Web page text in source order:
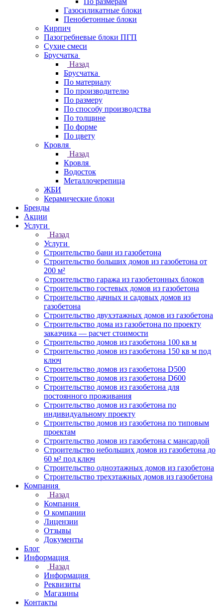
Газосиликатные блоки
Пенобетонные блоки
Кирпич
Пазогребневые блоки ПГП
Сухие смеси
Брусчатка
Назад
Брусчатка
По материалу
По производителю
По размеру
По способу производства
По толщине
По форме
По цвету
Кровля
Назад
Кровля
Водосток
Металлочерепица
ЖБИ
Керамические блоки
Бренды
Акции
Услуги
Назад
Услуги
Строительство бани из газобетона
Строительство больших домов из газобетона от
200 м²
Строительство гаража из газобетонных блоков
Строительство гостевых домов из газобетона
Строительство дачных и садовых домов из
газобетона
Строительство двухэтажных домов из газобетона
Строительство дома из газобетона по проекту
заказчика — расчет стоимости
Строительство домов из газобетона 100 кв м
Строительство домов из газобетона 150 кв м под
ключ
Строительство домов из газобетона D500
Строительство домов из газобетона D600
Строительство домов из газобетона для
постоянного проживания
Строительство домов из газобетона по
индивидуальному проекту
Строительство домов из газобетона по типовым
проектам
Строительство домов из газобетона с мансардой
Строительство небольших домов из газобетона до
60 м² под ключ
Строительство одноэтажных домов из газобетона
Строительство трехэтажных домов из газобетона
Компания
Назад
Компания
О компании
Лицензии
Отзывы
Документы
Блог
Информация
Назад
Информация
Реквизиты
Магазины
Контакты